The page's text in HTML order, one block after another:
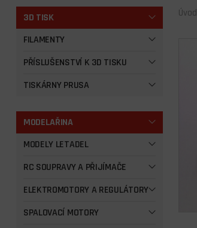
3D TISK
FILAMENTY
PŘÍSLUŠENSTVÍ K 3D TISKU
TISKÁRNY PRUSA
MODELAŘINA
MODELY LETADEL
RC SOUPRAVY A PŘIJÍMAČE
ELEKTROMOTORY A REGULÁTORY
SPALOVACÍ MOTORY
Úvod